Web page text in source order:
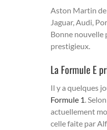
Aston Martin de
Jaguar, Audi,
Bonne nouvelle
prestigieux.
La Formule E
Il y a quelques
Formule 1.
actuellement
celle faite par